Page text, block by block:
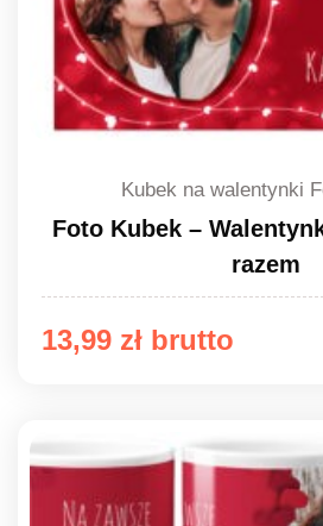
Kubek na walentynki
Foto Kubek –
razem
13,99 zł